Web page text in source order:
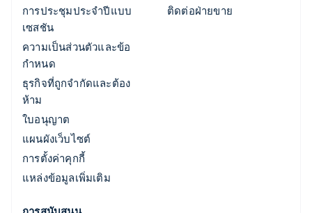
การประชุมประจำปีแบบ
เซสชัน
ความเป็นส่วนตัวและข้อ
กำหนด
ธุรกิจที่ถูกจำกัดและต้อง
ห้าม
ใบอนุญาต
แผนผังเว็บไซต์
การตั้งค่าคุกกี้
แหล่งข้อมูลเพิ่มเติม
ติดต่อฝ่ายขาย